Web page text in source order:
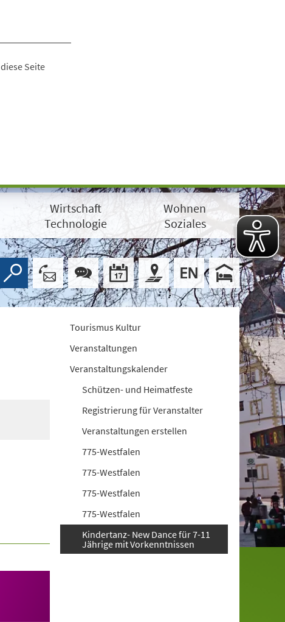
Seite
Wirtschaft
Technologie
Wohnen
Soziales
Tourismus Kultur
Veranstaltungen
Veranstaltungskalender
Schützen- und Heimatfeste
Registrierung für Veranstalter
Veranstaltungen erstellen
775-Westfalen
775-Westfalen
775-Westfalen
775-Westfalen
Kindertanz- New Dance für 7-11
Jährige mit Vorkenntnissen